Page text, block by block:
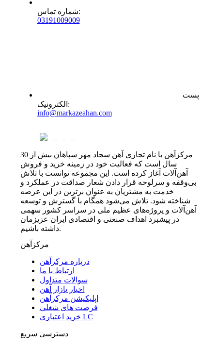
شماره تماس:
03191009009
پست
الکترونیک :
info@markazeahan.com
مرکزآهن با نام تجاری آهن سجاد مهر سپاهان بیش از 30
سال است که فعالیت خود در زمینه خرید و فروش
آهن‌آلات آغاز کرده است. این مجموعه توانست با تلاش
بی‌وقفه و سرلوحه قرار دادن شعار صداقت در عملکرد و
خدمت به مشتریان به عنوان برترین در این عرصه
شناخته شود. تلاش می‌شود همگام با گسترش و توسعه
آهن‌آلات و پروژه‌های عظیم ملی در سراسر کشور سهمی
در پیشبرد اهداف صنعتی و اقتصادی ایران عزیزمان
داشته باشیم.
مرکزآهن
درباره مرکزآهن
ارتباط با ما
سوالات متداول
اخبار بازار آهن
اپلیکیشن مرکزآهن
فرصت های شغلی
خرید اعتباری LC
دسترسی سریع